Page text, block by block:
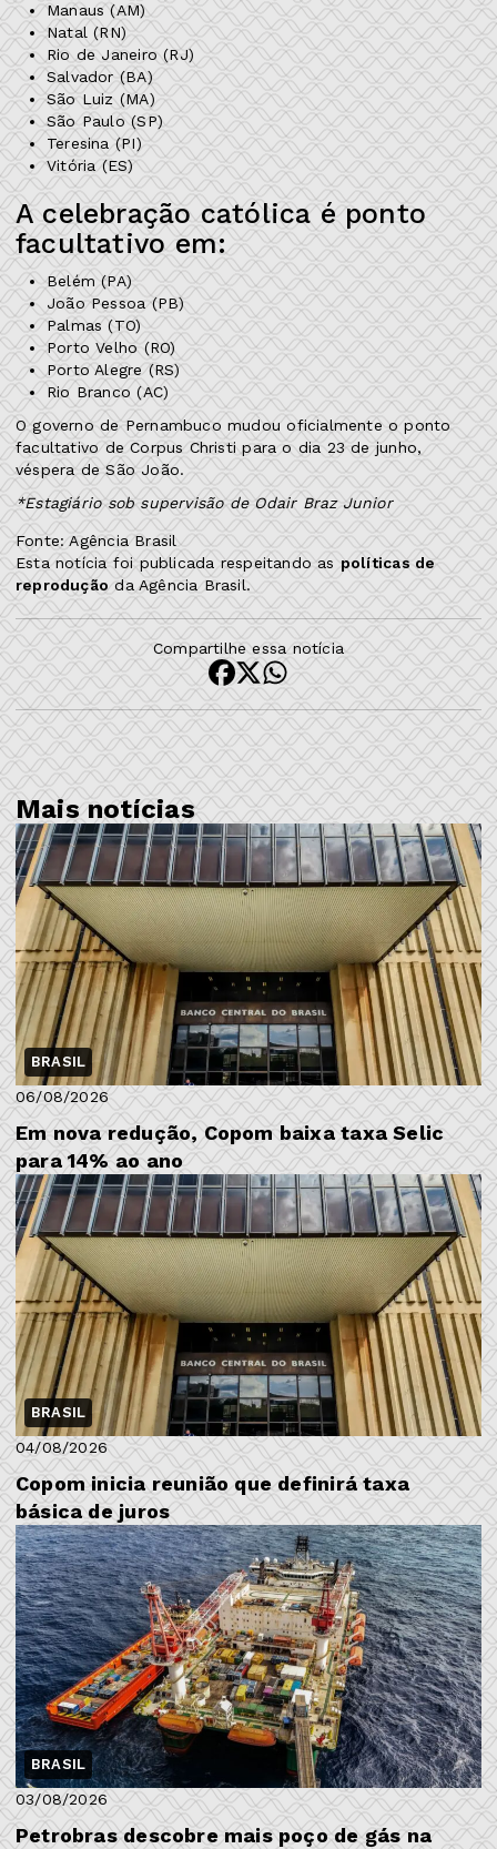
Manaus (AM)
Natal (RN)
Rio de Janeiro (RJ)
Salvador (BA)
São Luiz (MA)
São Paulo (SP)
Teresina (PI)
Vitória (ES)
A celebração católica é ponto
facultativo em:
Belém (PA)
João Pessoa (PB)
Palmas (TO)
Porto Velho (RO)
Porto Alegre (RS)
Rio Branco (AC)
O governo de Pernambuco mudou oficialmente o ponto
facultativo de Corpus Christi para o dia 23 de junho,
véspera de São João.
*Estagiário sob supervisão de Odair Braz Junior
Fonte: Agência Brasil
Esta notícia foi publicada respeitando as políticas de
reproduçãoda Agência Brasil.
Compartilhe essa notícia
Mais notícias
BRASIL
06/08/2026
Em nova redução, Copom baixa taxa Selic
para 14% ao ano
BRASIL
04/08/2026
Copom inicia reunião que definirá taxa
básica de juros
BRASIL
03/08/2026
Petrobras descobre mais poço de gás na